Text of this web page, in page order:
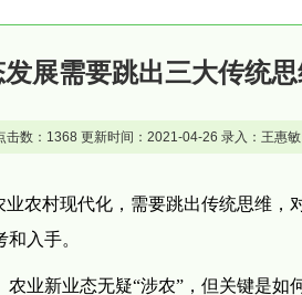
展需要跳出三大传统
数： 1368 更新时间：2021-04-26 录入：王惠敏
农村现代化，需要跳出传统思维，
入手。
业新业态无疑“涉农”，但关键是如